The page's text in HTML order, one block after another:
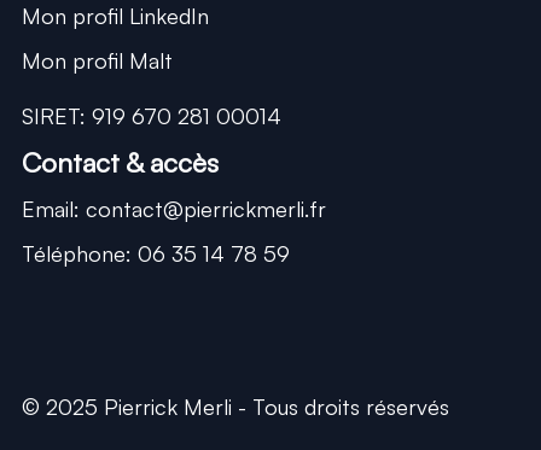
Mon profil LinkedIn
Mon profil Malt
SIRET: 919 670 281 00014
Contact & accès
Email: contact@pierrickmerli.fr
Téléphone: 06 35 14 78 59
© 2025 Pierrick Merli - Tous droits réservés